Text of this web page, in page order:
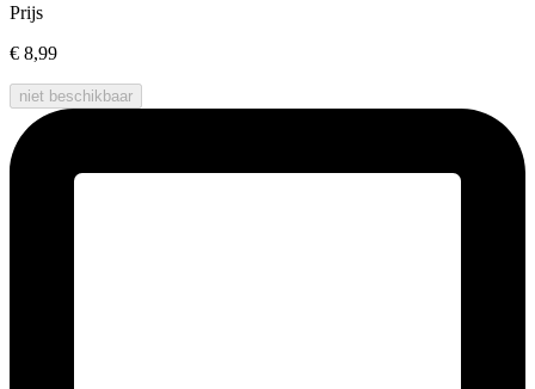
Prijs
€ 8,99
niet beschikbaar